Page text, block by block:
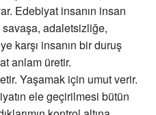
Edebiyat insanın insan
savaşa, adaletsizliğe,
karşı insanın bir duruş
anlam üretir.
Yaşamak için umut verir.
ele geçirilmesi bütün